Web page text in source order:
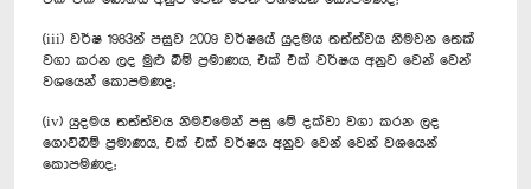
(iii) වර්ෂ 1983න් පසුව 2009 වර්ෂයේ යුදමය තත්ත්වය නිමවන තෙක්
වගා කරන ලද මුළු බිම් ප්‍රමාණය, එක් එක් වර්ෂය අනුව වෙන් වෙන්
වශයෙන් කොපමණද;
(iv) යුදමය තත්ත්වය නිමවීමෙන් පසු මේ දක්වා වගා කරන ලද
ගොවිබිම් ප්‍රමාණය, එක් එක් වර්ෂය අනුව වෙන් වෙන් වශයෙන්
කොපමණද;